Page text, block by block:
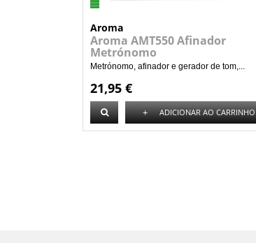
Aroma
Aroma AMT550 Afinador
Metrónomo
Metrónomo, afinador e gerador de tom,...
21,95 €
+ ADICIONAR AO CARRINHO